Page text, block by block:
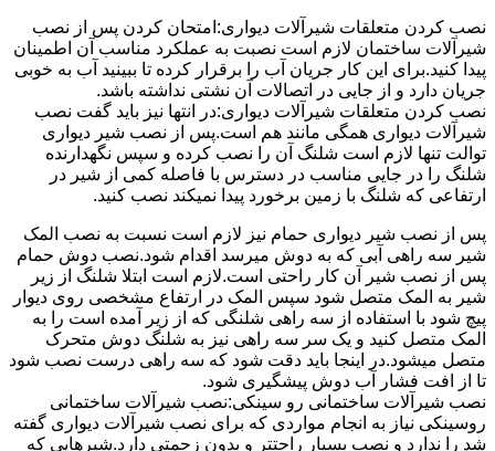
نصب کردن متعلقات شیرآلات دیواری:امتحان کردن پس از نصب
شیرآلات ساختمان لازم است نصبت به عملکرد مناسب آن اطمینان
پیدا کنید.برای این کار جریان آب را برقرار کرده تا ببینید آب به خوبی
جریان دارد و از جایی در اتصالات آن نشتی نداشته باشد.
نصب کردن متعلقات شیرآلات دیواری:در انتها نیز باید گفت نصب
شیرآلات دیواری همگی مانند هم است.پس از نصب شیر دیواری
توالت تنها لازم است شلنگ آن را نصب کرده و سپس نگهدارنده
شلنگ را در جایی مناسب در دسترس با فاصله کمی از شیر در
ارتفاعی که شلنگ با زمین برخورد پیدا نمیکند نصب کنید.
پس از نصب شیر دیواری حمام نیز لازم است نسبت به نصب المک
شیر سه راهی آبی که به دوش میرسد اقدام شود.نصب دوش حمام
پس از نصب شیر آن کار راحتی است.لازم است ابتلا شلنگ از زیر
شیر به المک متصل شود سپس المک در ارتفاع مشخصی روی دیوار
پیچ شود با استفاده از سه راهی شلنگی که از زیر آمده است را به
المک متصل کنید و یک سر سه راهی نیز به شلنگ دوش متحرک
متصل میشود.در اینجا باید دقت شود که سه راهی درست نصب شود
تا از افت فشار آب دوش پیشگیری شود.
نصب شیرآلات ساختمانی رو سینکی:نصب شیرآلات ساختمانی
روسینکی نیاز به انجام مواردی که برای نصب شیرآلات دیواری گفته
شد را ندارد و نصب بسیار راحتتر و بدون زحمتی دارد.شیرهایی که